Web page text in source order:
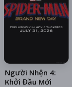
Người Nhện 4:
Khởi Đầu Mới